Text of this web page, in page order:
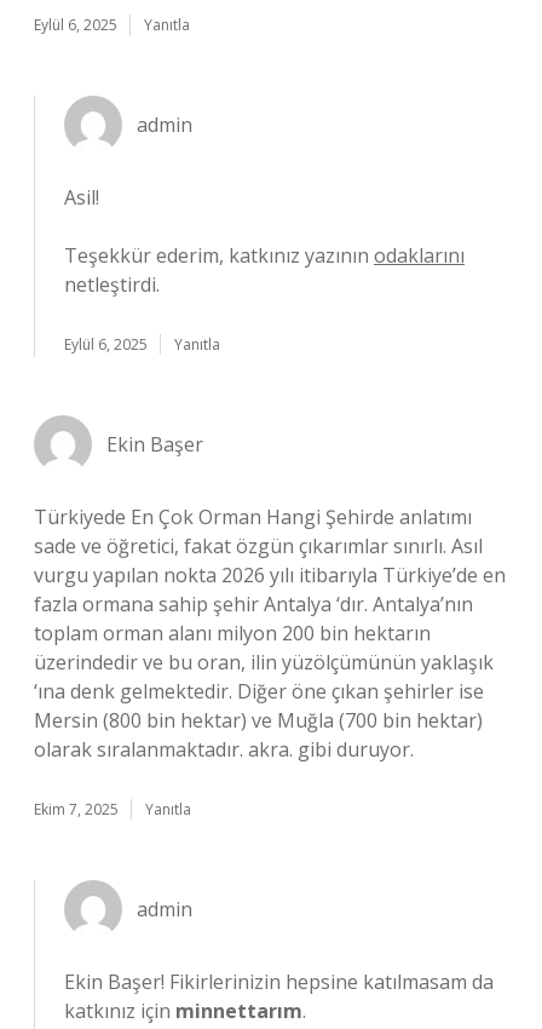
Eylül 6, 2025 Yanıtla
admin
Asil!
Teşekkür ederim, katkınız yazının odaklarını
netleştirdi.
Eylül 6, 2025 Yanıtla
Ekin Başer
Türkiyede En Çok Orman Hangi Şehirde anlatımı
sade ve öğretici, fakat özgün çıkarımlar sınırlı. Asıl
vurgu yapılan nokta 2026 yılı itibarıyla Türkiye’de en
fazla ormana sahip şehir Antalya ‘dır. Antalya’nın
toplam orman alanı milyon 200 bin hektarın
üzerindedir ve bu oran, ilin yüzölçümünün yaklaşık
‘ına denk gelmektedir. Diğer öne çıkan şehirler ise
Mersin (800 bin hektar) ve Muğla (700 bin hektar)
olarak sıralanmaktadır. akra. gibi duruyor.
Ekim 7, 2025 Yanıtla
admin
Ekin Başer! Fikirlerinizin hepsine katılmasam da
katkınız için minnettarım.